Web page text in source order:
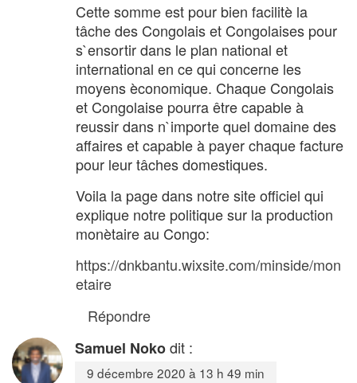
Cette somme est pour bien facilitè la
tâche des Congolais et Congolaises pour
s`ensortir dans le plan national et
international en ce qui concerne les
moyens èconomique. Chaque Congolais
et Congolaise pourra être capable à
reussir dans n`importe quel domaine des
affaires et capable à payer chaque facture
pour leur tâches domestiques.
Voila la page dans notre site officiel qui
explique notre politique sur la production
monètaire au Congo:
https://dnkbantu.wixsite.com/minside/mon
etaire
Répondre
Samuel Nokodit :
9 décembre 2020 à 13 h 49 min